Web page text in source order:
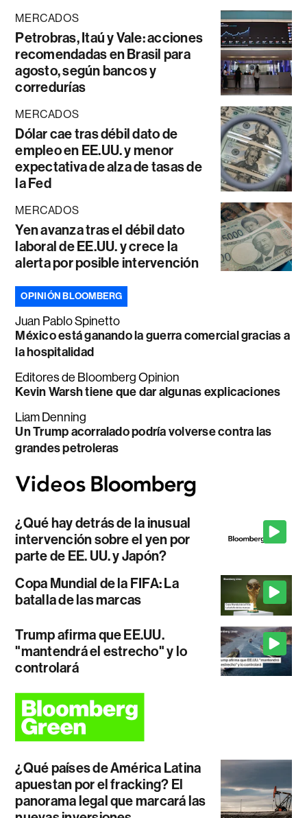
MERCADOS
Petrobras, Itaú y Vale: acciones
recomendadas en Brasil para
agosto, según bancos y
corredurías
MERCADOS
Dólar cae tras débil dato de
empleo en EE.UU. y menor
expectativa de alza de tasas de
la Fed
MERCADOS
Yen avanza tras el débil dato
laboral de EE.UU. y crece la
alerta por posible intervención
OPINIÓN BLOOMBERG
Juan Pablo Spinetto
México está ganando la guerra comercial gracias a
la hospitalidad
Editores de Bloomberg Opinion
Kevin Warsh tiene que dar algunas explicaciones
Liam Denning
Un Trump acorralado podría volverse contra las
grandes petroleras
¿Qué hay detrás de la inusual
intervención sobre el yen por
parte de EE. UU. y Japón?
Copa Mundial de la FIFA: La
batalla de las marcas
Trump afirma que EE.UU.
"mantendrá el estrecho" y lo
controlará
¿Qué países de América Latina
apuestan por el fracking? El
panorama legal que marcará las